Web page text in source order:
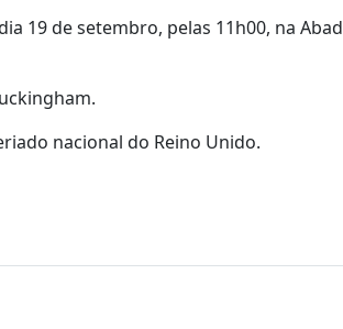
19 de setembro, pelas 11h00, na
nacional do Reino Unido.